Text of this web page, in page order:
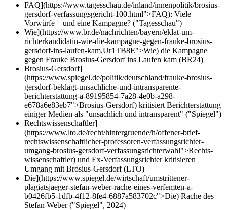
FAQ](https://www.tagesschau.de/inland/innenpolitik/brosius-
gersdorf-verfassungsgericht-100.html">FAQ): Viele
Vorwürfe – und eine Kampagne? ("Tagesschau")
Wie](https://www.br.de/nachrichten/bayern/eklat-um-
richterkandidatin-wie-die-kampagne-gegen-frauke-brosius-
gersdorf-ins-laufen-kam,Ur1TB8E">Wie) die Kampagne
gegen Frauke Brosius-Gersdorf ins Laufen kam (BR24)
Brosius-Gersdorf]
(https://www.spiegel.de/politik/deutschland/frauke-brosius-
gersdorf-beklagt-unsachliche-und-intransparente-
berichterstattung-a-89195854-7a28-4e0b-a298-
e678a6e83eb7">Brosius-Gersdorf) kritisiert Berichterstattung
einiger Medien als "unsachlich und intransparent" ("Spiegel")
Rechts­wis­sen­schaftler]
(https://www.lto.de/recht/hintergruende/h/offener-brief-
rechtswissenschaftlicher-professoren-verfassungsrichter-
umgang-brosius-gersdorf-verfassungsrichterwahl">Rechts­
wis­sen­schaftler) und Ex-Ver­fas­sungs­richter kri­ti­sieren
Umgang mit Bro­sius-Gers­dorf (LTO)
Die](https://www.spiegel.de/wirtschaft/umstrittener-
plagiatsjaeger-stefan-weber-rache-eines-verfemten-a-
b0426fb5-1dfb-4f12-8fe4-6887a583702c">Die) Rache des
Stefan Weber ("Spiegel", 2024)